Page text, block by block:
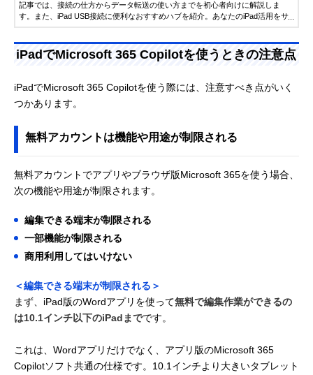
記事では、接続の仕方からデータ転送の使い方までを初心者向けに解説しま
す。また、iPad USB接続に便利なおすすめハブを紹介。あなたのiPad活用をサ
iPadでMicrosoft 365 Copilotを使うときの注意点
iPadでMicrosoft 365 Copilotを使う際には、注意すべき点がいく
つかあります。
無料アカウントは機能や用途が制限される
無料アカウントでアプリやブラウザ版Microsoft 365を使う場合、
次の機能や用途が制限されます。
編集できる端末が制限される
一部機能が制限される
商用利用してはいけない
＜編集できる端末が制限される＞
まず、iPad版のWordアプリを使って無料で編集作業ができるの
は10.1インチ以下のiPadまでです。
これは、Wordアプリだけでなく、アプリ版のMicrosoft 365
Copilotソフト共通の仕様です。10.1インチより大きいタブレット